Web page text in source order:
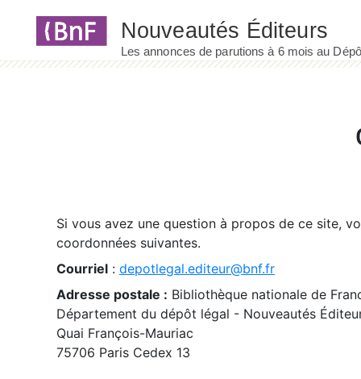
Si vous avez une question à propos de ce site,
coordonnées suivantes.
Courriel : depotlegal.editeur@bnf.fr
Adresse postale : Bibliothèque nationale de
Département du dépôt légal - Nouveautés
Quai François-Mauriac
75706 Paris Cedex 13